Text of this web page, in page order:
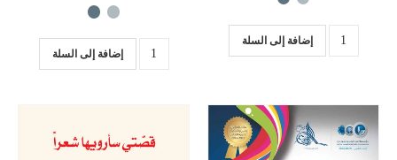
إضافة إلى السلة
إضافة إلى السلة